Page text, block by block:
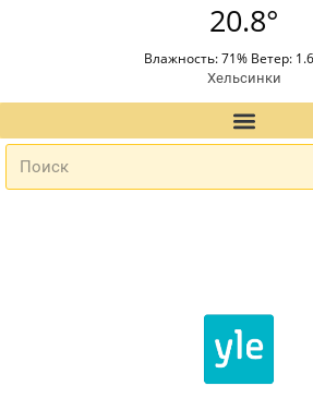
20.8°
Влажность: 71% Ветер:
Хельсинки